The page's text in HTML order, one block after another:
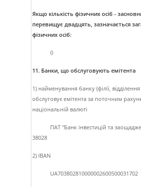
Якщо кількість фізичних осіб -
перевищує двадцять, зазначається
фізичних осіб:
0
11. Банки, що обслуговують емітента
1) найменування банку (філії,
обслуговує емітента за поточним
національній валюті
ПАТ "Банк iнвестицiй та
38028
2) IBAN
UA703802810000002600500031702